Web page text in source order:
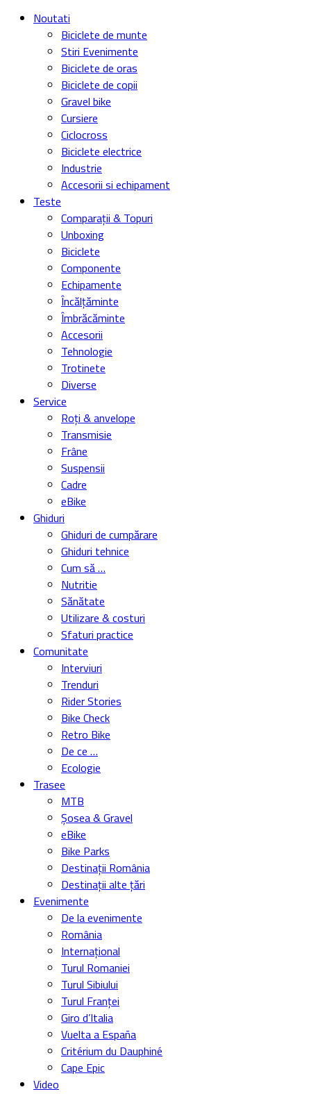
Noutati
Biciclete de munte
Stiri Evenimente
Biciclete de oras
Biciclete de copii
Gravel bike
Cursiere
Ciclocross
Biciclete electrice
Industrie
Accesorii si echipament
Teste
Comparații & Topuri
Unboxing
Biciclete
Componente
Echipamente
Încălțăminte
Îmbrăcăminte
Accesorii
Tehnologie
Trotinete
Diverse
Service
Roți & anvelope
Transmisie
Frâne
Suspensii
Cadre
eBike
Ghiduri
Ghiduri de cumpărare
Ghiduri tehnice
Cum să …
Nutritie
Sănătate
Utilizare & costuri
Sfaturi practice
Comunitate
Interviuri
Trenduri
Rider Stories
Bike Check
Retro Bike
De ce …
Ecologie
Trasee
MTB
Șosea & Gravel
eBike
Bike Parks
Destinații România
Destinații alte țări
Evenimente
De la evenimente
România
Internațional
Turul Romaniei
Turul Sibiului
Turul Franței
Giro d’Italia
Vuelta a España
Critérium du Dauphiné
Cape Epic
Video